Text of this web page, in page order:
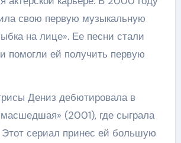
свою первую музыкальную
на лице». Ее песни стали
помогли ей получить первую
Дениз дебютировала в
(2001), где сыграла
Этот сериал принес ей большую